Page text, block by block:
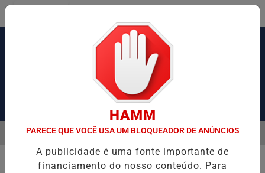
Pesquisar Notícia
DOIS SUSPEITOS E APREENDE ARMAS E DROGAS DURANTE
EM ALTA
MENU
Economia
HAMM
PARECE QUE VOCÊ USA UM BLOQUEADOR DE ANÚNCIOS
A publicidade é uma fonte importante de
financiamento do nosso conteúdo. Para